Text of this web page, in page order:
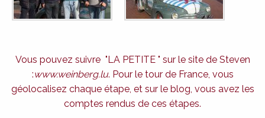
Vous pouvez suivre "LA PETITE " sur le site de Steven
:www.weinberg.lu. Pour le tour de France, vous
géolocalisez chaque étape, et sur le blog, vous avez les
comptes rendus de ces étapes.